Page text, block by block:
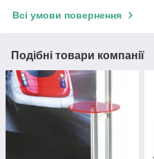
Всі умови повернення
Подібні товари компанії